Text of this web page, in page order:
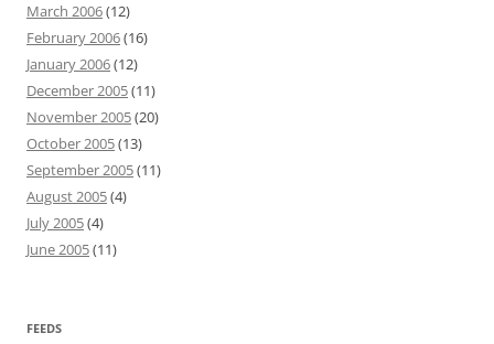
March 2006(12)
February 2006(16)
January 2006(12)
December 2005(11)
November 2005(20)
October 2005(13)
September 2005(11)
August 2005(4)
July 2005(4)
June 2005(11)
FEEDS